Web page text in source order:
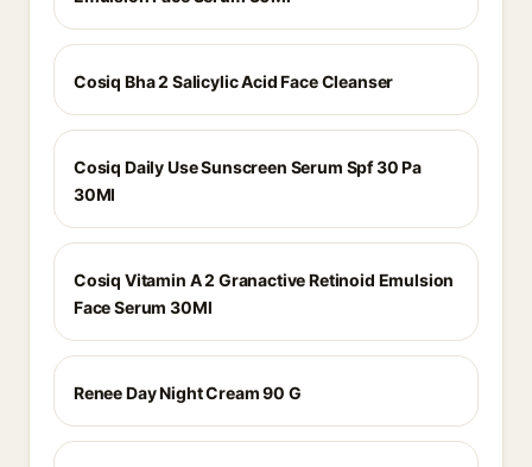
Cosiq Bha 2 Salicylic Acid Face Cleanser
Cosiq Daily Use Sunscreen Serum Spf 30 Pa
30Ml
Cosiq Vitamin A 2 Granactive Retinoid Emulsion
Face Serum 30Ml
Renee Day Night Cream 90 G